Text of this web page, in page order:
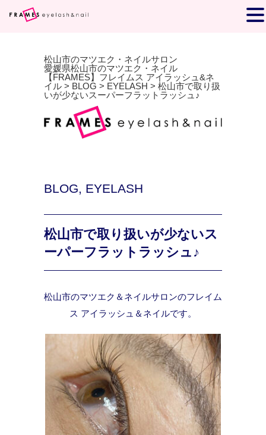
松山市のマツエク・ネイルサロン
愛媛県松山市のマツエク・ネイル
【FRAMES】フレイムス アイラッシュ&ネ
イル > BLOG > EYELASH > 松山市で取り扱
いが少ないスーパーフラットラッシュ♪
BLOG, EYELASH
松山市で取り扱いが少ないス
ーパーフラットラッシュ♪
松山市のマツエク＆ネイルサロンのフレイム
ス アイラッシュ＆ネイルです。